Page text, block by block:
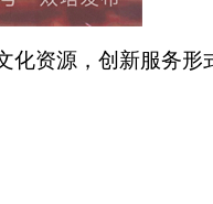
资源，创新服务形
（